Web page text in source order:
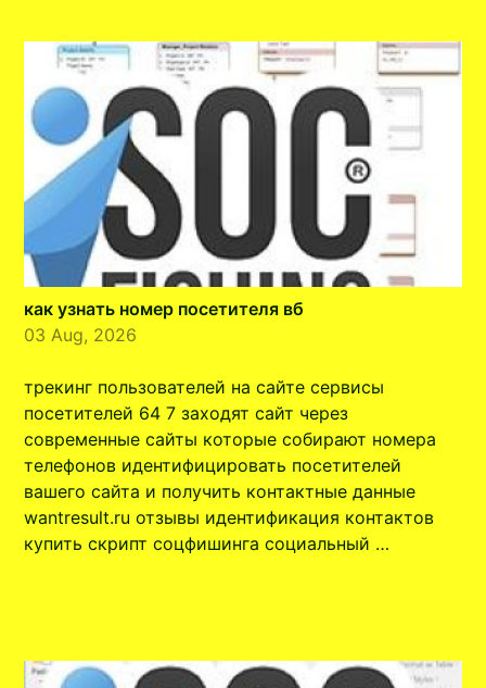
как узнать номер посетителя вб
03 Aug, 2026
трекинг пользователей на сайте сервисы
посетителей 64 7 заходят сайт через
современные сайты которые собирают номера
телефонов идентифицировать посетителей
вашего сайта и получить контактные данные
wantresult.ru отзывы идентификация контактов
купить скрипт соцфишинга социальный …